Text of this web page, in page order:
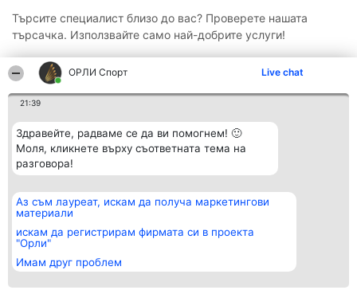
ОРЛИ Спорт Live chat
21:39
Здравейте, радваме се да ви помогнем! 🙂
Моля, кликнете върху съответната тема на
разговора!
Аз съм лауреат, искам да получа маркетингови
материали
искам да регистрирам фирмата си в проекта
"Орли"
Имам друг проблем
Търсите специалист близо до вас? Проверете нашата
търсачка. Използвайте само най-добрите услуги!
Организатор на
класиране
BulevardulAleea Timișul De
Sus Nr. 2, Bl. A30, Sc. A, Et.
4, Ap. 13
București 53-238
Класация
всички
Статут/Устав
Контакти